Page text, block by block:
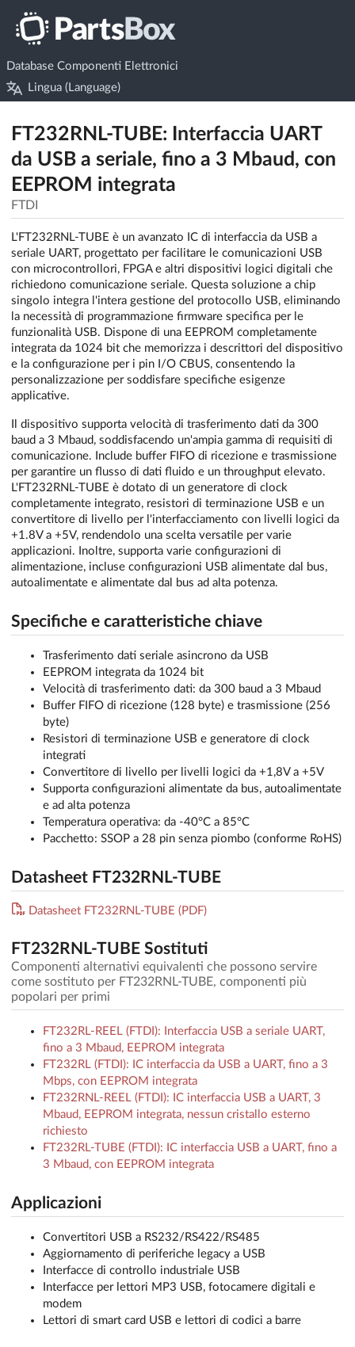
Database Componenti Elettronici
Lingua (Language)
FT232RNL-TUBE: Interfaccia UART
da USB a seriale, fino a 3 Mbaud, con
EEPROM integrata
FTDI
L'FT232RNL-TUBE è un avanzato IC di interfaccia da USB a
seriale UART, progettato per facilitare le comunicazioni USB
con microcontrollori, FPGA e altri dispositivi logici digitali che
richiedono comunicazione seriale. Questa soluzione a chip
singolo integra l'intera gestione del protocollo USB, eliminando
la necessità di programmazione firmware specifica per le
funzionalità USB. Dispone di una EEPROM completamente
integrata da 1024 bit che memorizza i descrittori del dispositivo
e la configurazione per i pin I/O CBUS, consentendo la
personalizzazione per soddisfare specifiche esigenze
applicative.
Il dispositivo supporta velocità di trasferimento dati da 300
baud a 3 Mbaud, soddisfacendo un'ampia gamma di requisiti di
comunicazione. Include buffer FIFO di ricezione e trasmissione
per garantire un flusso di dati fluido e un throughput elevato.
L'FT232RNL-TUBE è dotato di un generatore di clock
completamente integrato, resistori di terminazione USB e un
convertitore di livello per l'interfacciamento con livelli logici da
+1.8V a +5V, rendendolo una scelta versatile per varie
applicazioni. Inoltre, supporta varie configurazioni di
alimentazione, incluse configurazioni USB alimentate dal bus,
autoalimentate e alimentate dal bus ad alta potenza.
Specifiche e caratteristiche chiave
Trasferimento dati seriale asincrono da USB
EEPROM integrata da 1024 bit
Velocità di trasferimento dati: da 300 baud a 3 Mbaud
Buffer FIFO di ricezione (128 byte) e trasmissione (256
byte)
Resistori di terminazione USB e generatore di clock
integrati
Convertitore di livello per livelli logici da +1,8V a +5V
Supporta configurazioni alimentate da bus, autoalimentate
e ad alta potenza
Temperatura operativa: da -40°C a 85°C
Pacchetto: SSOP a 28 pin senza piombo (conforme RoHS)
Datasheet FT232RNL-TUBE
Datasheet FT232RNL-TUBE (PDF)
FT232RNL-TUBE Sostituti
Componenti alternativi equivalenti che possono servire
come sostituto per FT232RNL-TUBE, componenti più
popolari per primi
FT232RL-REEL (FTDI): Interfaccia USB a seriale UART,
fino a 3 Mbaud, EEPROM integrata
FT232RL (FTDI): IC interfaccia da USB a UART, fino a 3
Mbps, con EEPROM integrata
FT232RNL-REEL (FTDI): IC interfaccia USB a UART, 3
Mbaud, EEPROM integrata, nessun cristallo esterno
richiesto
FT232RL-TUBE (FTDI): IC interfaccia USB a UART, fino a
3 Mbaud, con EEPROM integrata
Applicazioni
Convertitori USB a RS232/RS422/RS485
Aggiornamento di periferiche legacy a USB
Interfacce di controllo industriale USB
Interfacce per lettori MP3 USB, fotocamere digitali e
modem
Lettori di smart card USB e lettori di codici a barre